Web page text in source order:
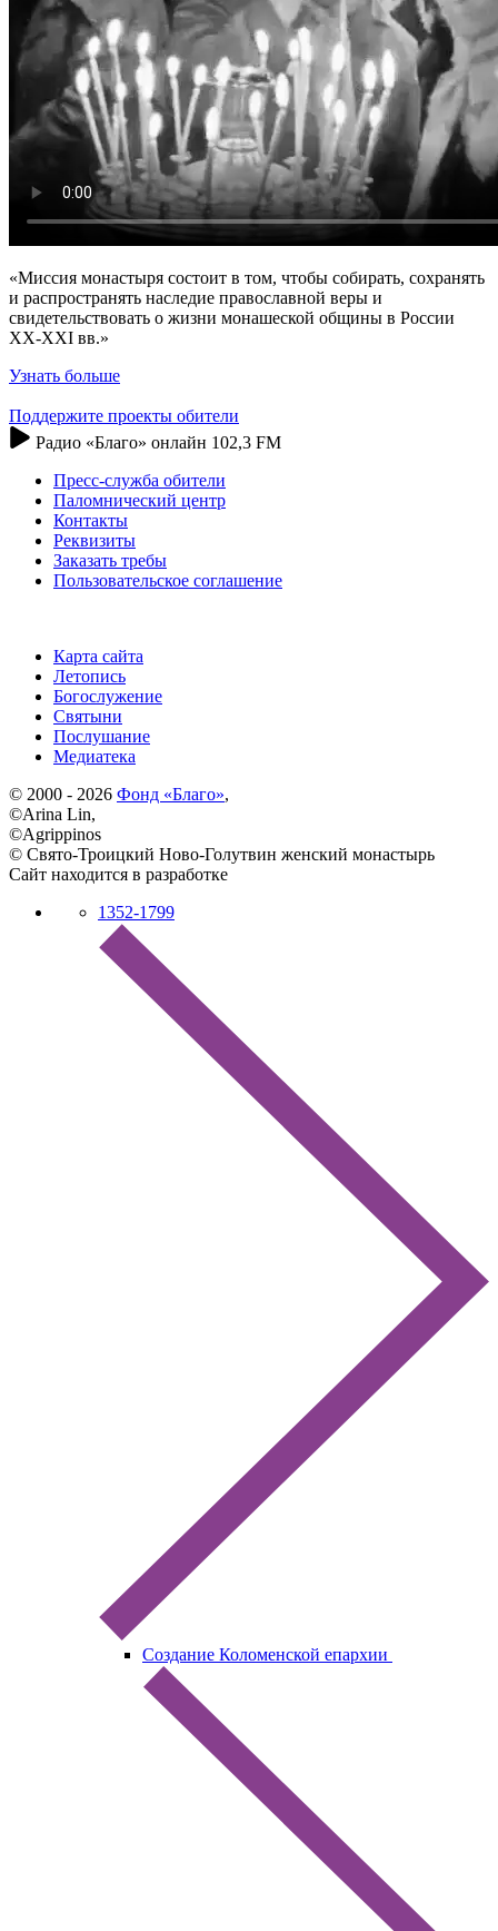
«Миссия монастыря состоит в том, чтобы собирать, сохранять
и распространять наследие православной веры и
свидетельствовать о жизни монашеской общины в России
XX-XXI вв.»
Узнать больше
Поддержите проекты обители
Радио «Благо» онлайн 102,3 FM
Пресс-служба обители
Паломнический центр
Контакты
Реквизиты
Заказать требы
Пользовательское соглашение
Карта сайта
Летопись
Богослужение
Святыни
Послушание
Медиатека
© 2000 - 2026 Фонд «Благо»,
©Arina Lin,
©Agrippinos
© Свято-Троицкий Ново-Голутвин женский монастырь
Сайт находится в разработке
1352-1799
Создание Коломенской епархии